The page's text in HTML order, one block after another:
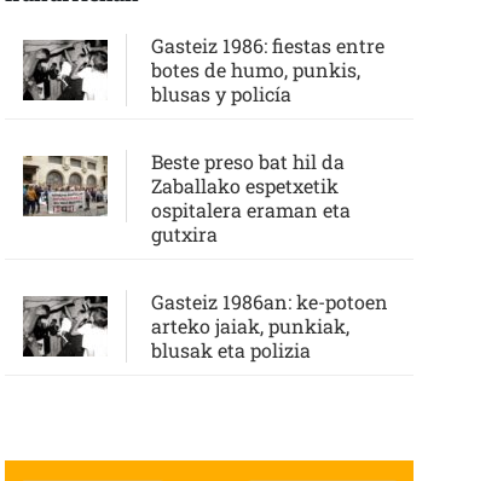
Gasteiz 1986: fiestas entre
botes de humo, punkis,
blusas y policía
Beste preso bat hil da
Zaballako espetxetik
ospitalera eraman eta
gutxira
Gasteiz 1986an: ke-potoen
arteko jaiak, punkiak,
blusak eta polizia